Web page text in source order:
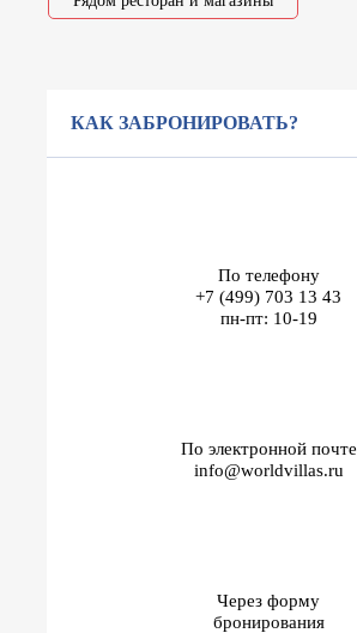
КАК ЗАБРОНИРОВАТЬ?
По телефону
+7 (499) 703 13 43
пн-пт: 10-19
По электронной почте
info@worldvillas.ru
Через форму
бронирования